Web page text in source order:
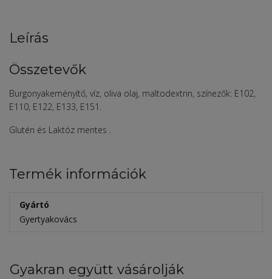
Leírás
Összetevők
Burgonyakeményítő, víz, oliva olaj, maltodextrin, színezők: E102,
E110, E122, E133, E151.
Glutén és Laktóz mentes .
Termék információk
Gyártó
Gyertyakovács
Gyakran együtt vásárolják